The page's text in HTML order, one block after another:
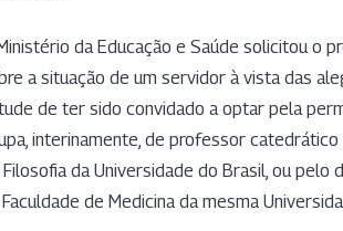
da Educação e Saúde solicitou o
a situação de um servidor à vista das
de ter sido convidado a optar pela
interinamente, de professor catedrático
da Universidade do Brasil, ou pelo
de Medicina da mesma